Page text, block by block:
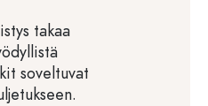
takaa
soveltuvat